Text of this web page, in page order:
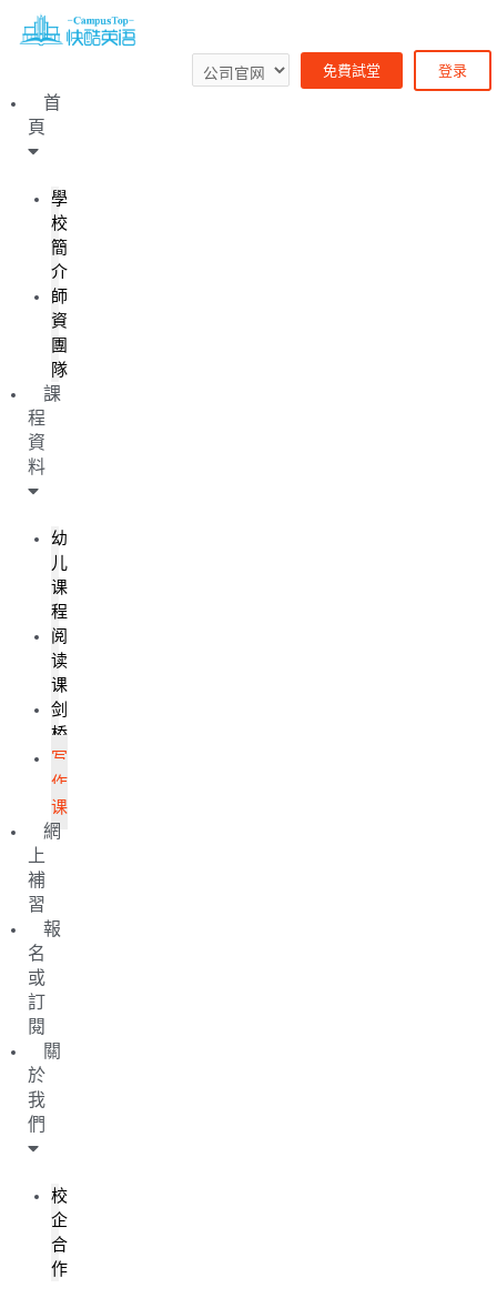
首
頁
學
校
簡
介
師
資
團
隊
課
程
資
料
幼
儿
课
程
阅
读
课
剑
桥
写
作
课
網
上
補
習
報
名
或
訂
閱
關
於
我
們
校
企
合
作
免費試堂 登录